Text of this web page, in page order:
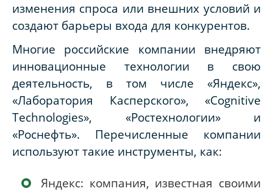
изменения спроса или внешних условий и
создают барьеры входа для конкурентов.
Многие российские компании внедряют
инновационные технологии в свою
деятельность, в том числе «Яндекс»,
«Лаборатория Касперского», «Cognitive
Technologies», «Ростехнологии» и
«Роснефть». Перечисленные компании
используют такие инструменты, как:
Яндекс: компания, известная своими